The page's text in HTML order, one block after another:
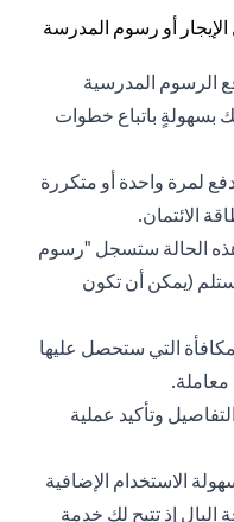
الرسوم المدرسية
بسهولةٍ باتباع خطوات
لمرة واحدة أو متكررة
الائتمان.
الحالة ستسجل "رسوم
(يمكن أن تكون
التي ستحصل عليها
وتأكيد عملية
الاستخدام الإضافية
البال إذ تتيح لك خدمة